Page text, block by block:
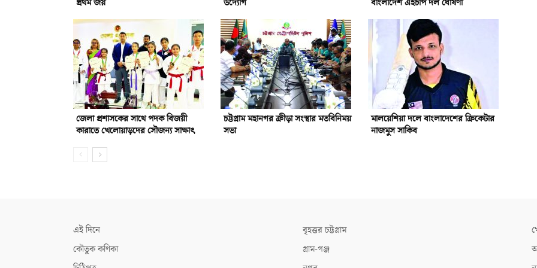
প্রথম জয়
উদ্যোগ
বাংলাদেশ এইচপি দল ঘোষণা
জেলা প্রশাসকের সাথে পদক বিজয়ী
কারাতে খেলোয়াড়দের সৌজন্য সাক্ষাৎ
চট্টগ্রাম মহানগর ক্রীড়া সংস্থার মতবিনিময়
সভা
মালয়েশিয়া দলে বাংলাদেশের ক্রিকেটার
নাজমুস সাকিব
এই দিনে
কৌতুক কণিকা
বৃহত্তর চট্টগ্রাম
গ্রাম-গঞ্জ